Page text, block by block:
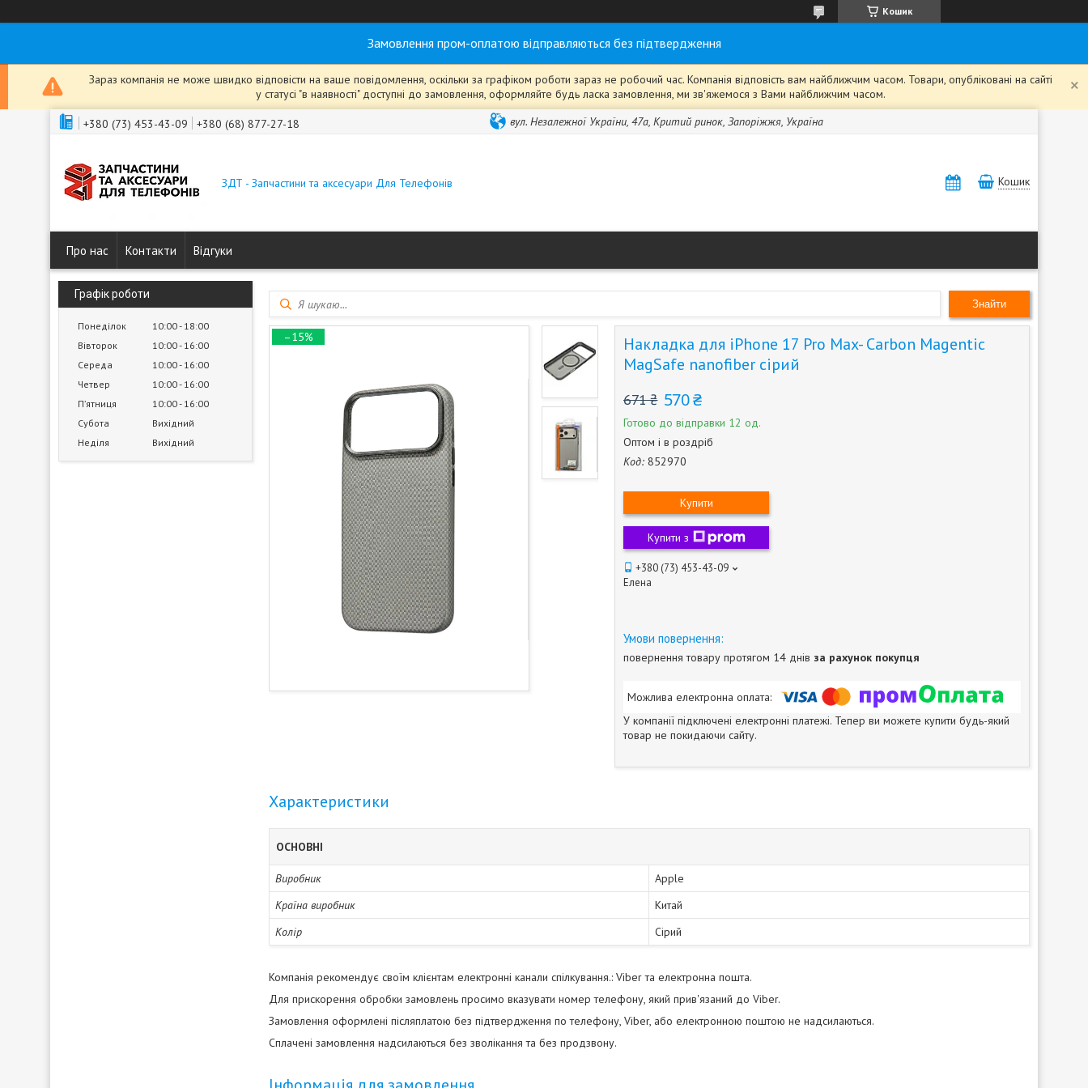
Кошик
Замовлення пром-оплатою відправляються без підтвердження
Зараз компанія не може швидко відповісти на ваше повідомлення, оскільки за графіком роботи зараз не робочий час. Компанія відповість вам найближчим часом. Товари, опубліковані на сайті
у статусі "в наявності" доступні до замовлення, оформляйте будь ласка замовлення, ми зв'яжемося з Вами найближчим часом.
+380 (73) 453-43-09 +380 (68) 877-27-18 вул. Незалежної України, 47а, Критий ринок, Запоріжжя, Україна
ЗДТ - Запчастини та аксесуари Для Телефонів Кошик
Про нас Контакти Відгуки
Графік роботи
Понеділок 10:00 18:00
Вівторок
10:00 16:00
Середа
10:00 16:00
Четвер
10:00 16:00
Пʼятниця
10:00 16:00
Субота
Вихідний
Неділя
Вихідний
Знайти
–15%
Накладка для iPhone 17 Pro Max- Carbon Magentic
MagSafe nanofiber сірий
671 ₴ 570 ₴
Готово до відправки 12 од.
Оптом і в роздріб
Код: 852970
Купити
Купити з
+380 (73) 453-43-09
Елена
повернення товару протягом 14 днів за рахунок покупця
У компанії підключені електронні платежі. Тепер ви можете купити будь-який
товар не покидаючи сайту.
Характеристики
ОСНОВНІ
Виробник
Apple
Країна виробник
Китай
Колір
Сірий
Компанія рекомендує своїм клієнтам електронні канали спілкування.: Viber та електронна пошта.
Для прискорення обробки замовлень просимо вказувати номер телефону, який прив'язаний до Viber.
Замовлення оформлені післяплатою без підтвердження по телефону, Viber, або електронною поштою не надсилаються.
Сплачені замовлення надсилаються без зволікання та без продзвону.